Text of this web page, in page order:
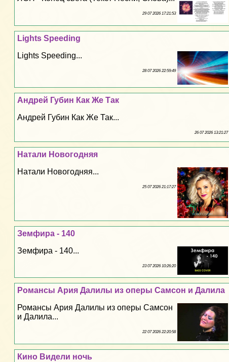
29 07 2026 17:21:53
Lights Speeding
Lights Speeding...
28 07 2026 22:59:49
Андрей Губин Как Же Так
Андрей Губин Как Же Так...
26 07 2026 13:21:27
Натали Новогодняя
Натали Новогодняя...
25 07 2026 21:17:27
Земфира - 140
Земфира - 140...
23 07 2026 10:26:20
Романсы Ария Далилы из оперы Самсон и Далила
Романсы Ария Далилы из оперы Самсон
и Далила...
22 07 2026 22:20:58
Кино Видели ночь